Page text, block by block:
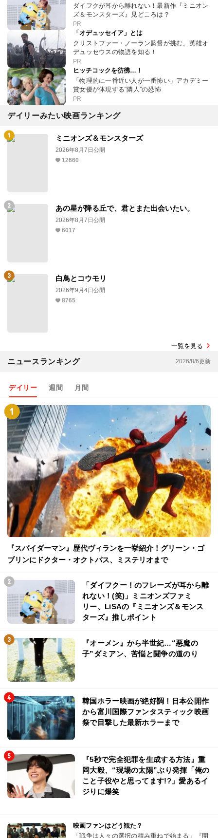
ダイフクが耳から離れない！最新作『ミニオン
ズ＆モンスターズ』見どころは？
PR
「オデュッセイア」とは
クリストファー・ノーラン監督が挑む、英雄オ
デュッセウスの物語を知る！
PR
ヒッチコックを彷彿…！
「物理的に一番近い人が一番怖い」アカデミー
賞女優が体現する“隣人”の恐怖
PR
デイリーみたい映画ランキング
ミニオンズ＆モンスターズ
2026年8月7日公開
12660
あの星が降る丘で、君とまた出会いたい。
2026年8月7日公開
6017
白鳥とコウモリ
2026年9月4日公開
8765
一覧を見る
ニュースランキング 2026/8/6更新
デイリー 週間 月間
『スパイダーマン』歴代ヴィランを一挙紹介！グリーン・ゴ
ブリンにドクター・オクトパス、ミステリオまで
「ダイフクー！のフレーズが耳から離
れない！(笑)」ミニオンズファミ
リー、LiSAの『ミニオンズ＆モンス
ターズ』推しポイント
『オーメン』から半世紀…“悪魔の
子”ダミアン、苦悩と闘争の道のり
韓国ホラー映画が絶好調！日本公開作
から富川国際ファンタスティック映画
祭で目撃した最新ホラーまで
『5秒で完全犯罪を生成する方法』重
岡大毅、“現場の太陽”ぶり発揮「俺の
こと子役やと思ってます!?」愛あるイ
ジりに爆笑
映画ファンはどう観た？
「戦争は人々の選択の積み重ねで始まる」『開